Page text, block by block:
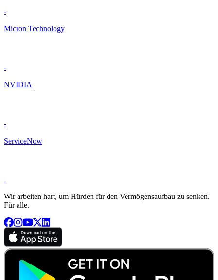
-
Micron Technology
-
NVIDIA
-
ServiceNow
-
Wir arbeiten hart, um Hürden für den Vermögensaufbau zu senken.
Für alle.